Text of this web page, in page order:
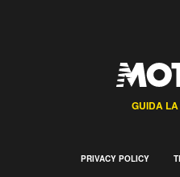
GUIDA
PRIVACY POLICY